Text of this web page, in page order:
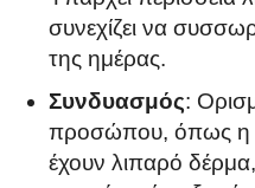
συνεχίζει να
της ημέρας.
Συνδυασμός:
προσώπου, όπως η
έχουν λιπαρό